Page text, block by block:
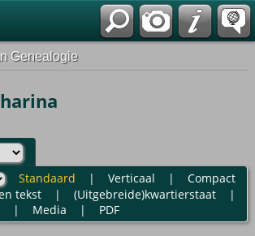
Genealogie
Standaard | Verticaal | Compact
tekst| (Uitgebreide)kwartierstaat|
| Media | PDF